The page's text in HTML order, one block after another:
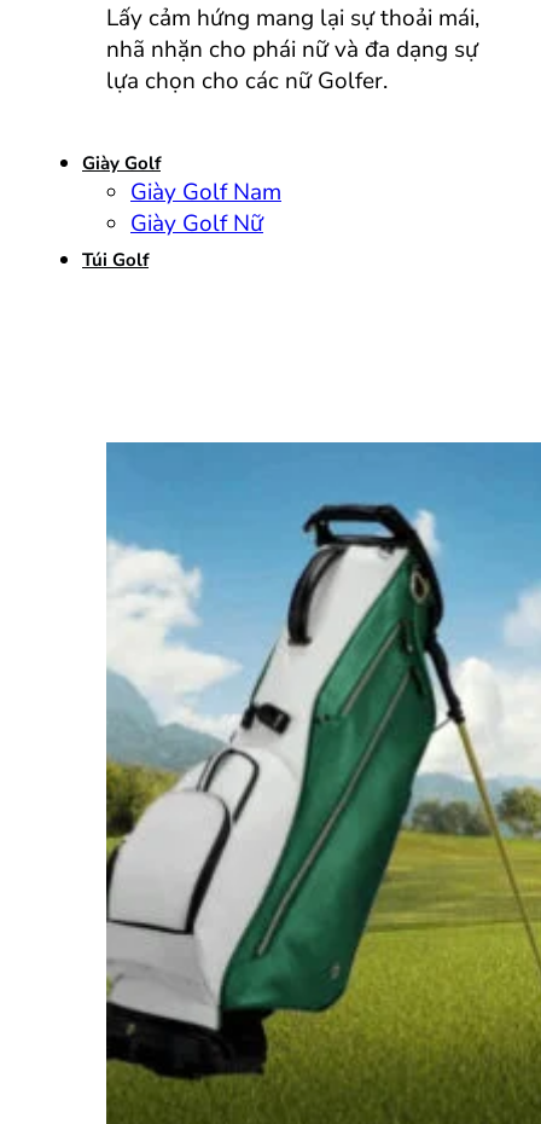
Lấy cảm hứng mang lại sự thoải mái,
nhã nhặn cho phái nữ và đa dạng sự
lựa chọn cho các nữ Golfer.
Giày Golf
Giày Golf Nam
Giày Golf Nữ
Túi Golf